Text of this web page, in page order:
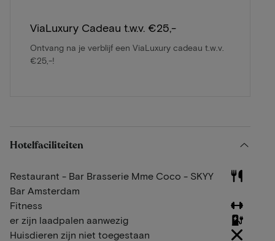
ViaLuxury Cadeau t.w.v. €25,-
Ontvang na je verblijf een ViaLuxury cadeau t.w.v.
€25,-!
Hotelfaciliteiten
Restaurant - Bar Brasserie Mme Coco - SKYY
Bar Amsterdam
Fitness
er zijn laadpalen aanwezig
Huisdieren zijn niet toegestaan